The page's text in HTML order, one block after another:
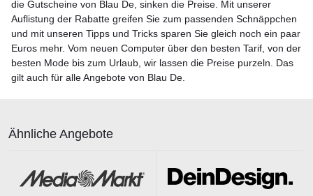
die Gutscheine von Blau De, sinken die Preise. Mit unserer
Auflistung der Rabatte greifen Sie zum passenden Schnäppchen
und mit unseren Tipps und Tricks sparen Sie gleich noch ein paar
Euros mehr. Vom neuen Computer über den besten Tarif, von der
besten Mode bis zum Urlaub, wir lassen die Preise purzeln. Das
gilt auch für alle Angebote von Blau De.
Ähnliche Angebote